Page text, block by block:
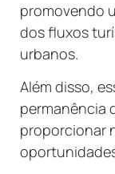
promovendo
dos fluxos
urbanos.
Além disso,
permanência
proporcionar